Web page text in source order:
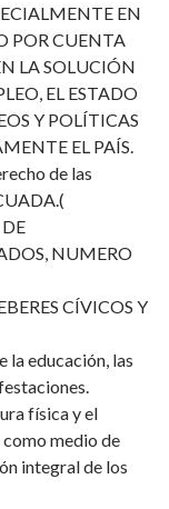
EN
POR CUENTA
LA SOLUCIÓN
EL ESTADO
Y POLÍTICAS
EL PAÍS.
de las
NUMERO
CÍVICOS Y
la educación, las
física y el
medio de
integral de los